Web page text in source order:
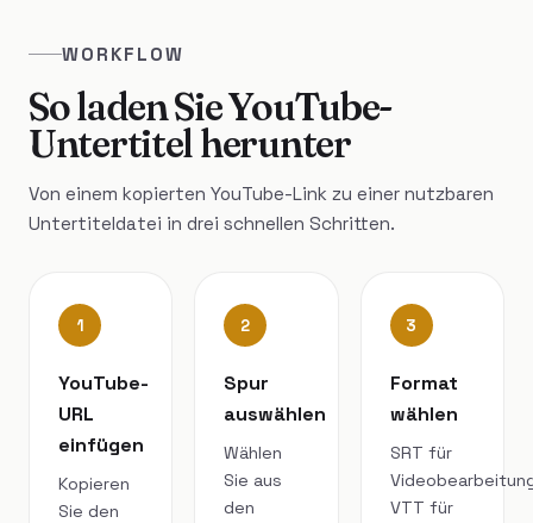
WORKFLOW
So laden Sie YouTube-
Untertitel herunter
Von einem kopierten YouTube-Link zu einer nutzbaren
Untertiteldatei in drei schnellen Schritten.
1
YouTube-
URL
einfügen
Kopieren
Sie den
2
Spur
auswählen
Wählen
Sie aus
den
3
Format
wählen
SRT für
VTT für